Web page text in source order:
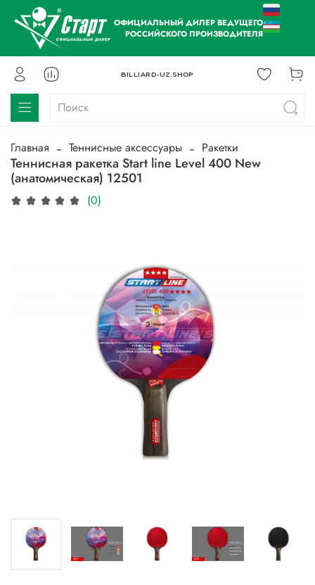
ОФИЦИАЛЬНЫЙ ДИЛЕР ВЕДУЩЕГО
РОССИЙСКОГО ПРОИЗВОДИТЕЛЯ
BILLIARD-UZ.SHOP
Главная Теннисные аксессуары Ракетки
Теннисная ракетка Start line Level 400 New
(анатомическая) 12501
(0)